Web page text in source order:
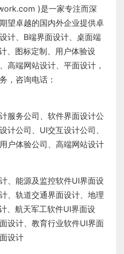
)是一家专注而深
望卓越的国内外企业提供卓
计、 B端界面设计、 桌面端
、 图标定制、 用户体验设
、 高端网站设计、 平面设计 ，
，咨询电话：
服务公司、 软件界面设计公
计公司、 UI交互设计公司 、
用户体验公司 、 高端网站设计
、 能源及监控软件UI界面设
、 轨道交通界面设计、 地理
、 航天军工软件UI界面设
设计、 教育行业软件UI界面
设计